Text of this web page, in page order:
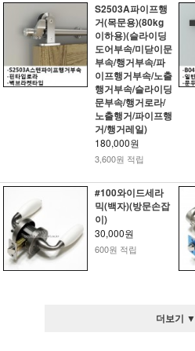
S2503A파이프행
거(목문용)(80kg
이하용)(슬라이딩
도어부속/미닫이문
부속/행거부속/파
이프행거부속/노출
행거부속/슬라이딩
문부속/행거로라/
노출행거/파이프행
거/행거레일)
180,000원
3,600원 적립
#100와이드세라
믹(백자)(방문손잡
이)
30,000원
600원 적립
더보기 ▼